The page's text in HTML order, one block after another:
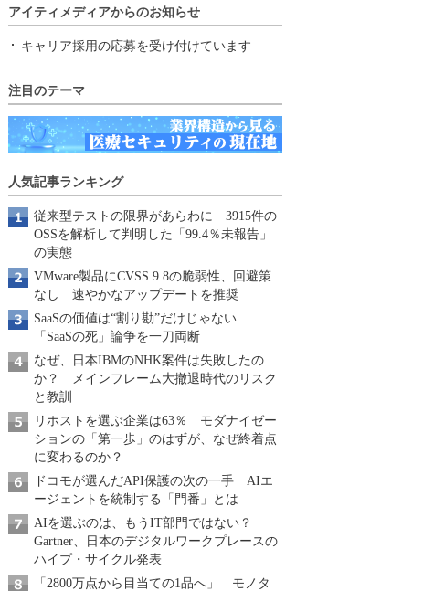
アイティメディアからのお知らせ
キャリア採用の応募を受け付けています
注目のテーマ
人気記事ランキング
従来型テストの限界があらわに 3915件の
OSSを解析して判明した「99.4％未報告」
の実態
VMware製品にCVSS 9.8の脆弱性、回避策
なし 速やかなアップデートを推奨
SaaSの価値は“割り勘”だけじゃない
「SaaSの死」論争を一刀両断
なぜ、日本IBMのNHK案件は失敗したの
か？ メインフレーム大撤退時代のリスク
と教訓
リホストを選ぶ企業は63％ モダナイゼー
ションの「第一歩」のはずが、なぜ終着点
に変わるのか？
ドコモが選んだAPI保護の次の一手 AIエ
ージェントを統制する「門番」とは
AIを選ぶのは、もうIT部門ではない？
Gartner、日本のデジタルワークプレースの
ハイプ・サイクル発表
「2800万点から目当ての1品へ」 モノタ